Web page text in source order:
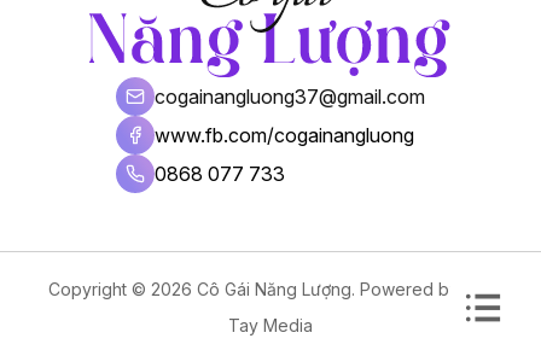
cogainangluong37@gmail.com
www.fb.com/cogainangluong
0868 077 733
Copyright © 2026 Cô Gái Năng Lượng. Powered by
Vân
Tay Media